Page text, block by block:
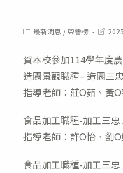
Post最新消息 /榮譽榜
Post
賀本校參加114學年度
造園景觀職種– 造園三
指導老師：莊O茹、黃
食品加工職種-加工三
指導老師：許O怡、劉
食品加工職種-加工三